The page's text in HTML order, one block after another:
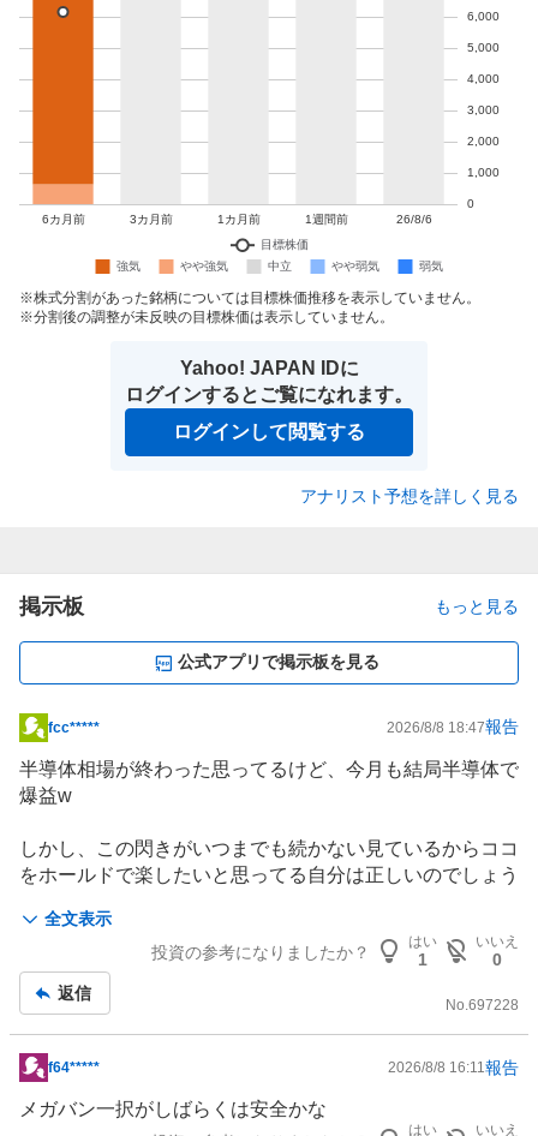
株式分割があった銘柄については目標株価推移を表示していません。
分割後の調整が未反映の目標株価は表示していません。
Yahoo! JAPAN IDに
ログインするとご覧になれます。
ログインして閲覧する
アナリスト予想を詳しく見る
掲示板 もっと見る
公式アプリで掲示板を見る
掲
示
板
事
fcc***** 2026/8/8 18:47報告
全文表示
半導体相場が終わった思ってるけど、今月も結局半導体で
爆益w
しかし、この閃きがいつまでも続かない見ているからココ
をホールドで楽したいと思ってる自分は正しいのでしょう
投資の参考になりましたか？
はい
1
いいえ
0
返信
No.697228
掲
示
f64***** 2026/8/8 16:11報告
メガバン一択がしばらくは安全かな
はい いいえ